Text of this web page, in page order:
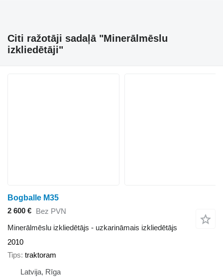
Citi ražotāji sadaļā "Minerālmēslu
izkliedētāji"
Bogballe M35
2 600 € Bez PVN
Minerālmēslu izkliedētājs - uzkarināmais izkliedētājs
2010
Tips traktoram
Latvija, Rīga